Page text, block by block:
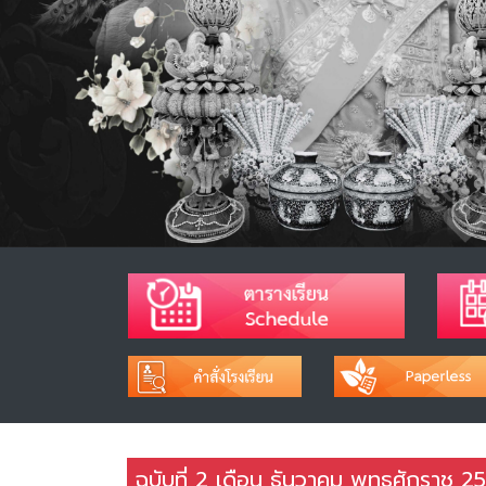
ฉบับที่ 2 เดือน ธันวาคม พุทธศักราช